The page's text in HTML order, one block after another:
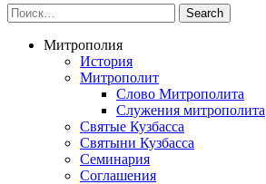
Митрополия
История
Митрополит
Слово Митрополита
Служения митрополита
Святые Кузбасса
Святыни Кузбасса
Семинария
Соглашения